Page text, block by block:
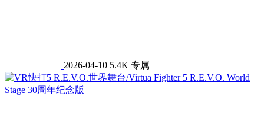
2026-04-10 5.4K 专属